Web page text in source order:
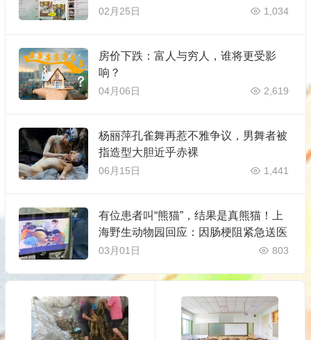
02月25日 1,034
房价下跌：富人与穷人，谁将更受影
响？
04月06日 2,619
杨丽萍孔雀舞再惹不雅争议，男舞者被
指造型大胆近乎赤裸
06月15日 1,441
有位患者叫“熊猫”，结果是真熊猫！上
海野生动物园回应：因肠梗阻紧急送医
03月01日 803